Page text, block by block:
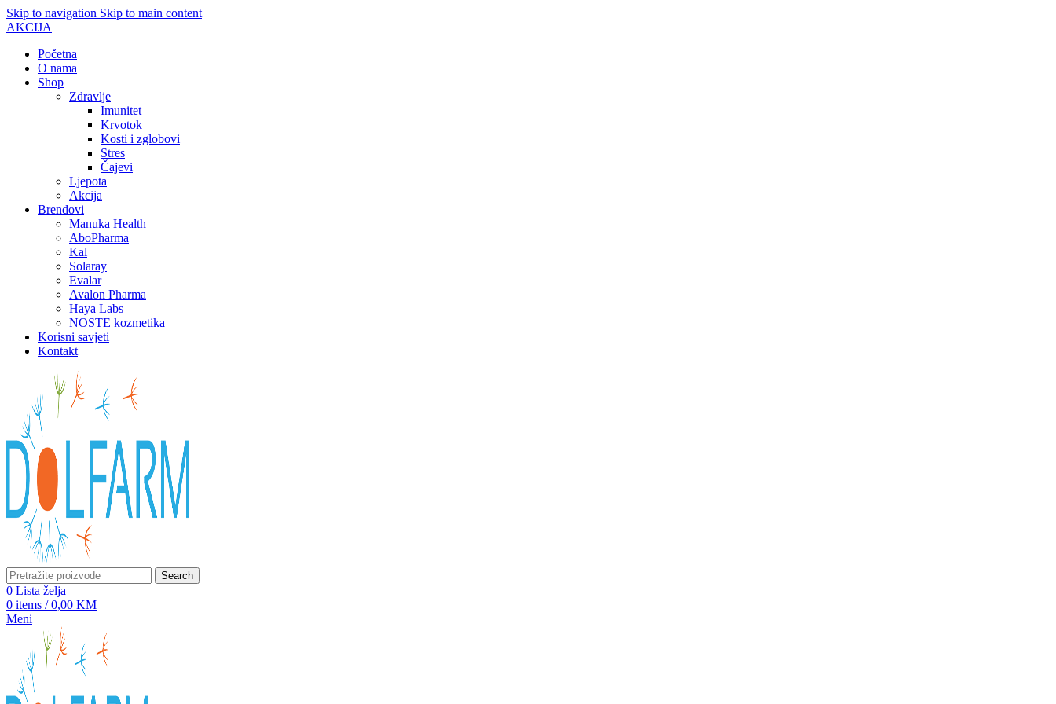
Skip to navigation Skip to main content
AKCIJA
Početna
O nama
Shop
Zdravlje
Imunitet
Krvotok
Kosti i zglobovi
Stres
Čajevi
Ljepota
Akcija
Brendovi
Manuka Health
AboPharma
Kal
Solaray
Evalar
Avalon Pharma
Haya Labs
NOSTE kozmetika
Korisni savjeti
Kontakt
Search
0 Lista želja
0 items / 0,00 KM
Meni